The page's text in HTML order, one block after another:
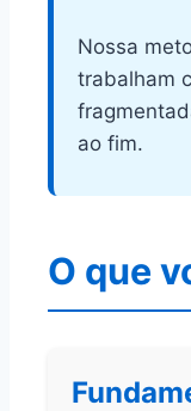
Nossa
trabalham
ao fim.
O que